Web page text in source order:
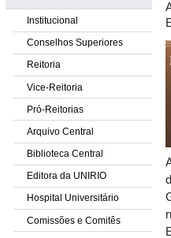
Institucional
Conselhos Superiores
Reitoria
Vice-Reitoria
Pró-Reitorias
Arquivo Central
Biblioteca Central
Editora da UNIRIO
Hospital Universitário
Comissões e Comitês